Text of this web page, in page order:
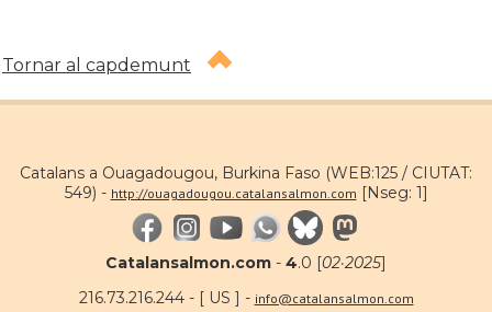
Tornar al capdemunt
Catalans a Ouagadougou, Burkina Faso (WEB:125 / CIUTAT:
549) - http://ouagadougou.catalansalmon.com [Nseg: 1]
Catalansalmon.com - 4.0 [02·2025]
216.73.216.244 - [ US ] - info@catalansalmon.com